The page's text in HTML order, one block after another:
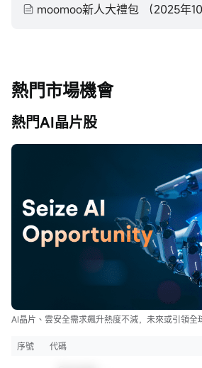
moomoo新人大禮包 （2025年
熱門市場機會
熱門AI晶片股
AI晶片、雲安全需求飆升熱度不減，未來或引領全
序號 代碼